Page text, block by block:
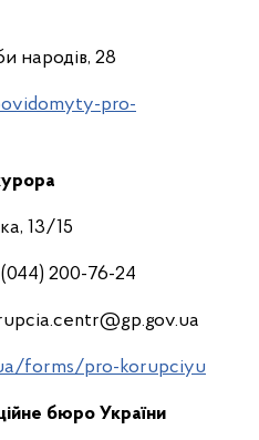
народів, 28
pro-
13/15
(044) 200-76-24
forms/pro-korupciyu
бюро України